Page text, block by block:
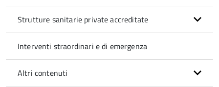
Strutture sanitarie private accreditate
Interventi straordinari e di emergenza
Altri contenuti